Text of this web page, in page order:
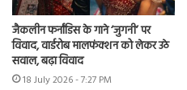
जैकलीन फर्नांडिस के गाने ‘जुगनी’ पर
विवाद, वार्डरोब मालफंक्शन को लेकर उठे
सवाल, बढ़ा विवाद
18 July 2026 - 7:27 PM